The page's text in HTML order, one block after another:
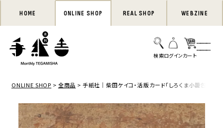
HOME ONLINE SHOP REAL SHOP WEBZINE
ONLINE SHOP 全商品 手紙社｜柴田ケイコ・活版カード「しろくま小籠包」